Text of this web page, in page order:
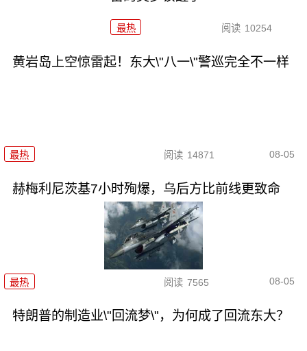
最热 阅读 10254
黄岩岛上空惊雷起！东大\"八一\"警巡完全不一样
最热 阅读 14871 08-05
赫梅利尼茨基7小时殉爆，乌后方比前线更致命
最热 阅读 7565 08-05
特朗普的制造业\"回流梦\"，为何成了回流东大？